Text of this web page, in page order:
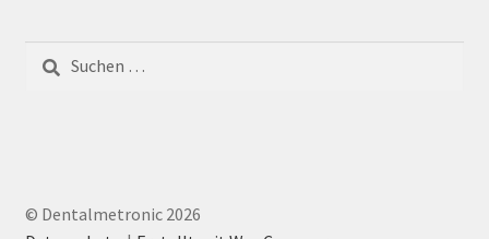
Suchen
nach:
© Dentalmetronic 2026